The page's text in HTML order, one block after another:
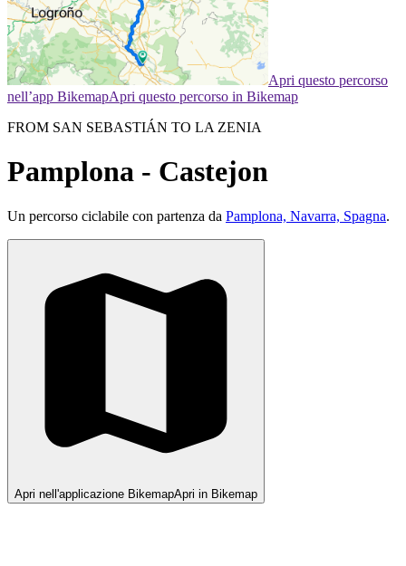
Apri questo percorso
nell’app BikemapApri questo percorso in Bikemap
FROM SAN SEBASTIÁN TO LA ZENIA
Pamplona - Castejon
Un percorso ciclabile con partenza da Pamplona, Navarra, Spagna.
Apri nell'applicazione BikemapApri in Bikemap